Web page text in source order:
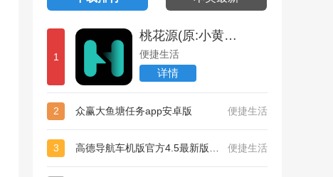
1
桃花源(原:小黄人)最新版安卓下载
便捷生活
详情
2 众赢大鱼塘任务app安卓版 便捷生活
3 便捷生活